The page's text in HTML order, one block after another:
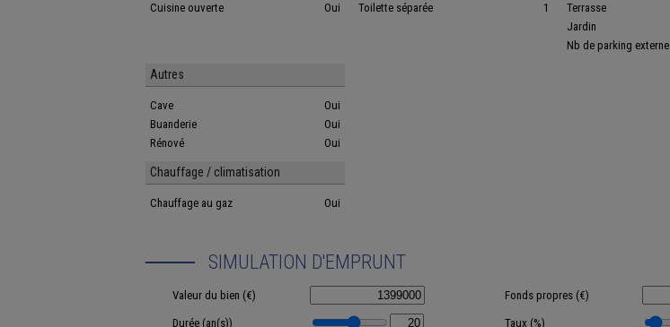
Cuisine ouverte
Oui
Toilette séparée
1
Terrasse
Jardin
Nb de parking externe
Autres
Cave
Oui
Buanderie
Oui
Rénové
Oui
Chauffage / climatisation
Chauffage au gaz Oui
SIMULATION D'EMPRUNT
Valeur du bien (€) Fonds propres (€)
Durée (an(s)) Taux (%)